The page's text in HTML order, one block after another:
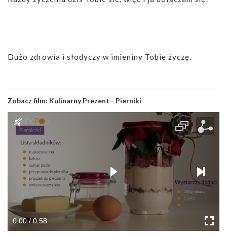
Dużo zdrowia i słodyczy w imieniny Tobie życzę.
Zobacz film: Kulinarny Prezent - Pierniki
0:00 / 0:58